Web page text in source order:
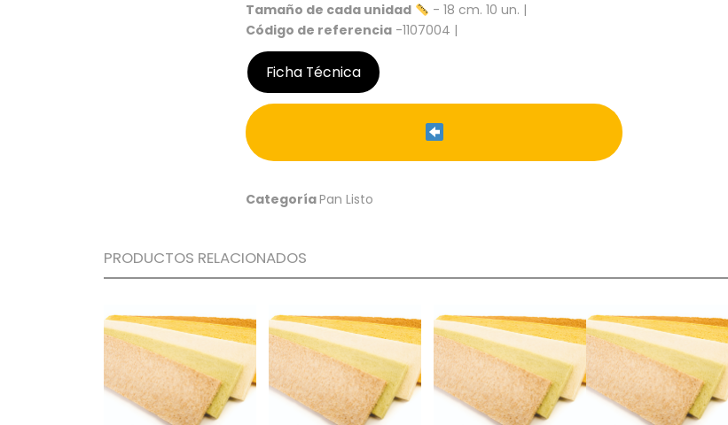
Tamaño de cada unidad
- 18 cm. 10 un. |
Código de referencia -1107004 |
Ficha Técnica
CategoríaPan Listo
PRODUCTOS RELACIONADOS